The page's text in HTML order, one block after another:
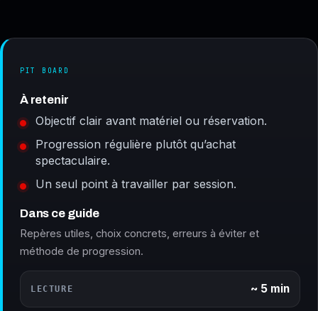
PIT BOARD
À retenir
Objectif clair avant matériel ou réservation.
Progression régulière plutôt qu’achat
spectaculaire.
Un seul point à travailler par session.
Dans ce guide
Repères utiles, choix concrets, erreurs à éviter et
méthode de progression.
LECTURE ~ 5 min